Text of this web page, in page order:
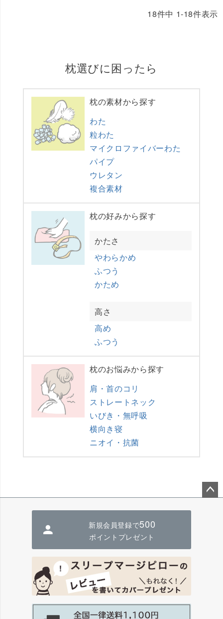
18件中 1-18件表示
枕選びに困ったら
枕の素材から探す
わた
粒わた
マイクロファイバーわた
パイプ
ウレタン
複合素材
枕の好みから探す
かたさ
やわらかめ
ふつう
かため
高さ
高め
ふつう
枕のお悩みから探す
肩・首のコリ
ストレートネック
いびき・無呼吸
横向き寝
ニオイ・抗菌
新規会員登録で500
ポイントプレゼント